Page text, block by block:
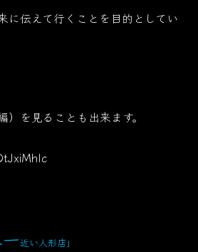
に伝えて行くことを目的としてい
）を見ることも出来ます。
近い人形店 」